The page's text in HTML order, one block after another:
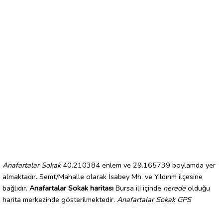
Anafartalar Sokak40.210384 enlem ve 29.165739 boylamda yer
almaktadır. Semt/Mahalle olarak İsabey Mh. ve Yıldırım ilçesine
bağlıdır. Anafartalar Sokak haritası Bursa ili içinde nerede olduğu
harita merkezinde gösterilmektedir. Anafartalar Sokak GPS